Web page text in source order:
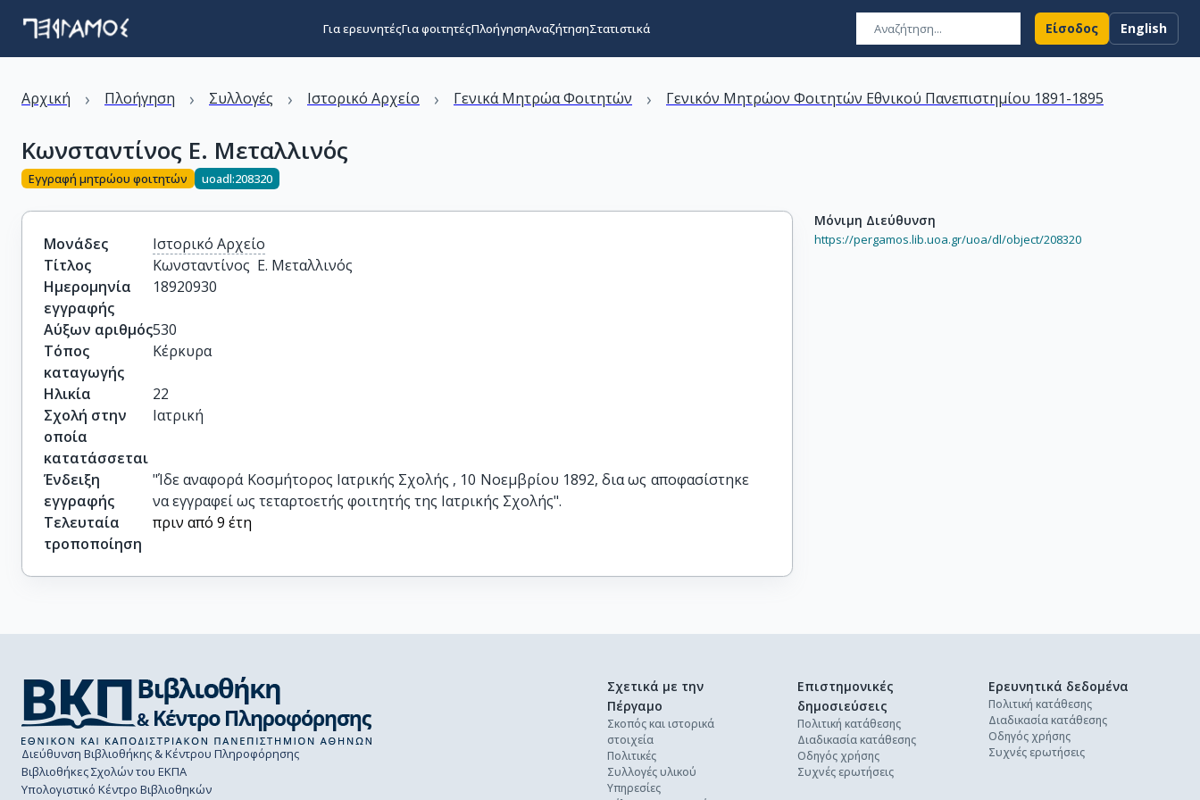
Για ερευνητέςΓια φοιτητέςΠλοήγησηΑναζήτησηΣτατιστικά Είσοδος English
Αρχική › Πλοήγηση › Συλλογές › Ιστορικό Αρχείο › Γενικά Μητρώα Φοιτητών › Γενικόν Μητρώον Φοιτητών Εθνικού Πανεπιστημίου 1891-1895
Κωνσταντίνος Ε. Μεταλλινός
Εγγραφή μητρώου φοιτητών uoadl:208320
Μονάδες
Ιστορικό Αρχείο
Τίτλος
Κωνσταντίνος  Ε. Μεταλλινός
Ημερομηνία
εγγραφής
18920930
Αύξων αριθμός530
Τόπος
καταγωγής
Κέρκυρα
Ηλικία
22
Σχολή στην
οποία
κατατάσσεται
Ιατρική
Ένδειξη
εγγραφής
"Ίδε αναφορά Κοσμήτορος Ιατρικής Σχολής , 10 Νοεμβρίου 1892, δια ως αποφασίστηκε
να εγγραφεί ως τεταρτοετής φοιτητής της Ιατρικής Σχολής".
Τελευταία
τροποποίηση
πριν από 9 έτη
Μόνιμη Διεύθυνση
https://pergamos.lib.uoa.gr/uoa/dl/object/208320
Διεύθυνση Βιβλιοθήκης & Κέντρου Πληροφόρησης
Βιβλιοθήκες Σχολών του ΕΚΠΑ
Υπολογιστικό Κέντρο Βιβλιοθηκών
Σχετικά με την
Πέργαμο
Σκοπός και ιστορικά
στοιχεία
Πολιτικές
Συλλογές υλικού
Υπηρεσίες
Επιστημονικές
δημοσιεύσεις
Πολιτική κατάθεσης
Διαδικασία κατάθεσης
Οδηγός χρήσης
Συχνές ερωτήσεις
Ερευνητικά δεδομένα
Πολιτική κατάθεσης
Διαδικασία κατάθεσης
Οδηγός χρήσης
Συχνές ερωτήσεις